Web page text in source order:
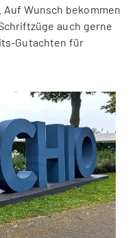
Wunsch bekommen
auch gerne
Gutachten für